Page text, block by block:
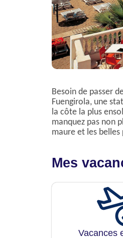
Besoin de passer
Fuengirola, une
la côte la plus
manquez pas non
maure et les belles
Mes
Vacances